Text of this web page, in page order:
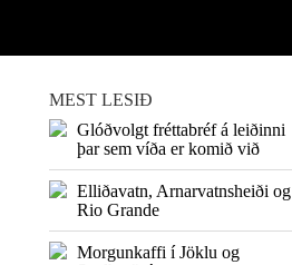
MEST LESIÐ
Glóðvolgt fréttabréf á leiðinni
þar sem víða er komið við
Elliðavatn, Arnarvatnsheiði og
Rio Grande
Morgunkaffi í Jöklu og